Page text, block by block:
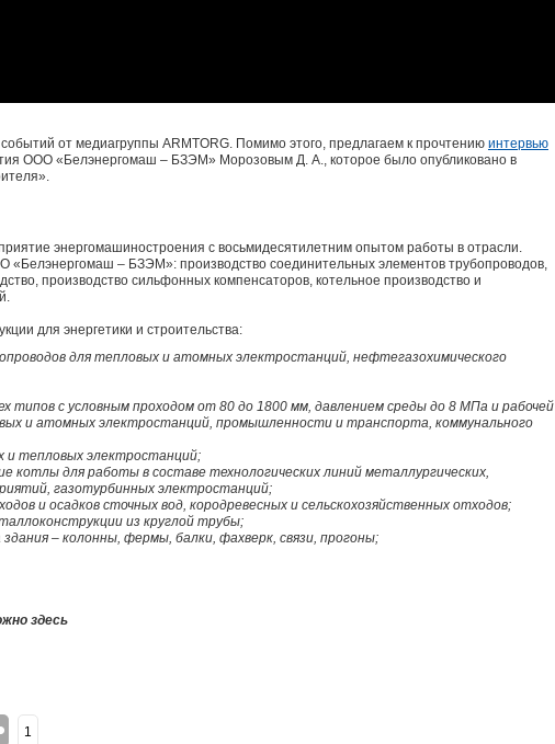
от медиагруппы ARMTORG. Помимо этого, предлагаем к прочтению интервью
ООО «Белэнергомаш – БЗЭМ» Морозовым Д. А., которое было опубликовано в
энергомашиностроения с восьмидесятилетним опытом работы в отрасли.
«Белэнергомаш – БЗЭМ»: производство соединительных элементов трубопроводов,
производство сильфонных компенсаторов, котельное производство и
для энергетики и строительства:
для тепловых и атомных электростанций, нефтегазохимического
типов с условным проходом от 80 до 1800 мм, давлением среды до 8 МПа и рабочей
и атомных электростанций, промышленности и транспорта, коммунального
и тепловых электростанций;
котлы для работы в составе технологических линий металлургических,
газотурбинных электростанций;
и осадков сточных вод, кородревесных и сельскохозяйственных отходов;
из круглой трубы;
– колонны, фермы, балки, фахверк, связи, прогоны;
здесь
1